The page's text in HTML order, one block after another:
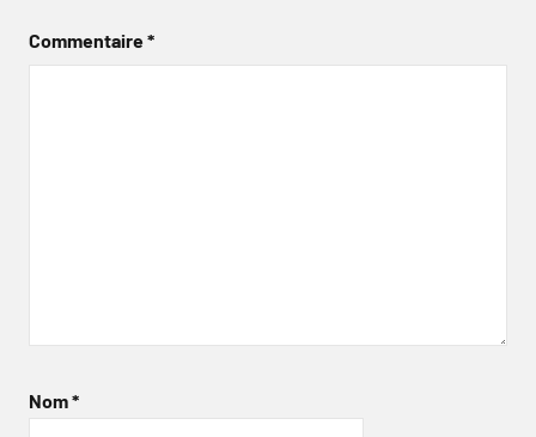
Commentaire*
Nom*